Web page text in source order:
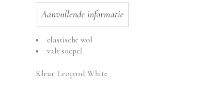
Aanvullende informatie
elastische wol
valt soepel
Kleur: Leopard White